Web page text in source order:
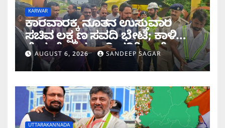
KARWAR
ಕಾರವಾರಕ್ಕೆ ನೂತನ ಉಸ್ತುವಾರಿ
ಸಚಿವ ಲಕ್ಷ್ಮಣ ಸವದಿ ಭೇಟಿ; ಕಾಳಿ
ಸೇತುವೆ ಕಾಮಗಾರಿ ಪರಿಶೀಲನೆ
AUGUST 6, 2026 SANDEEP SAGAR
UTTARAKANNADA